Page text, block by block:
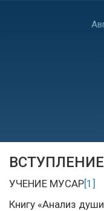
ВСТУПЛЕНИЕ
УЧЕНИЕ МУСАР[1]
Книгу «Анализ